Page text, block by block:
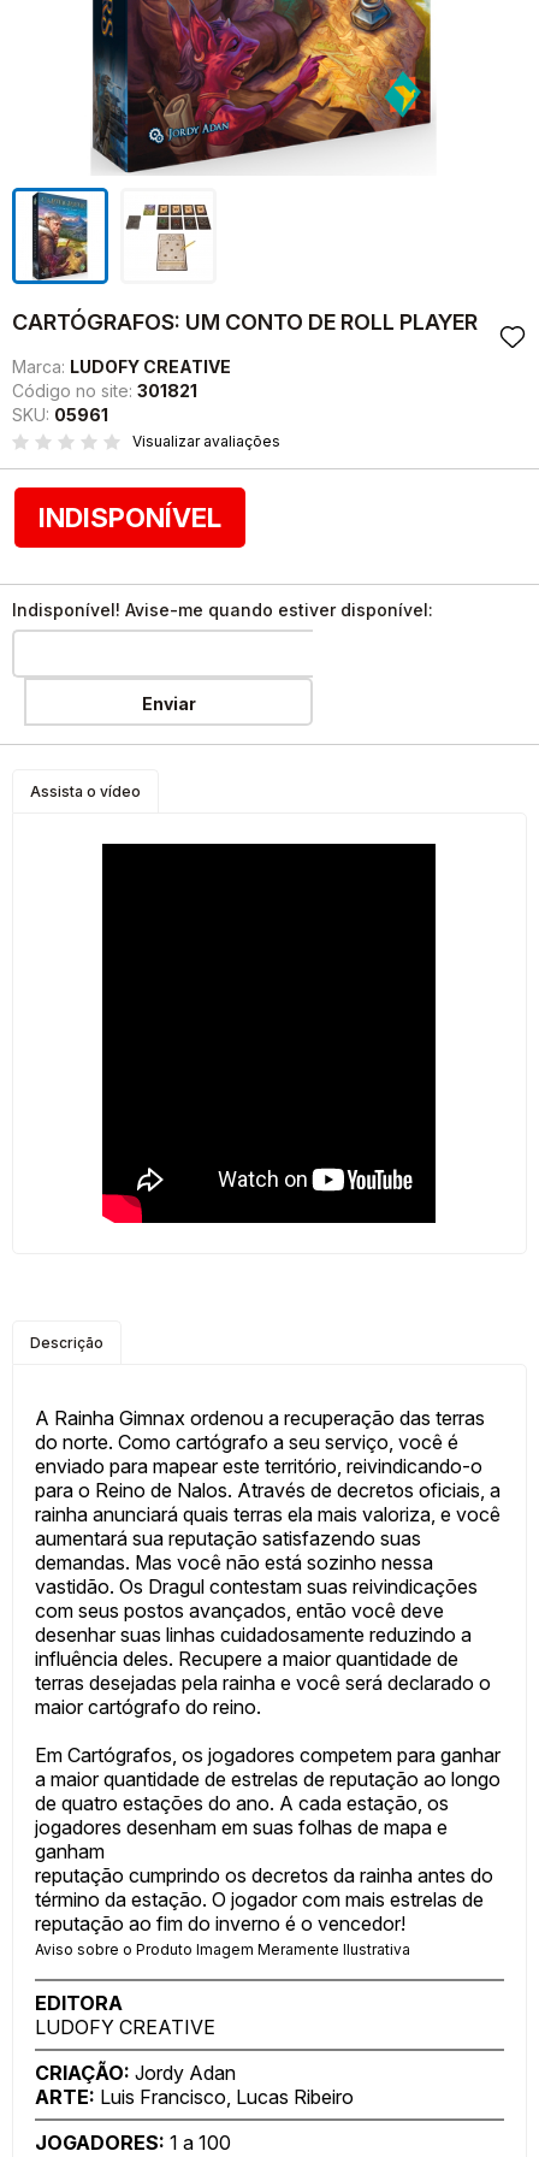
CARTÓGRAFOS: UM CONTO DE ROLL PLAYER
Marca: LUDOFY CREATIVE
Código no site: 301821
SKU: 05961
Visualizar avaliações
INDISPONÍVEL
Indisponível! Avise-me quando estiver disponível:
Enviar
Assista o vídeo
Descrição
A Rainha Gimnax ordenou a recuperação das terras
do norte. Como cartógrafo a seu serviço, você é
enviado para mapear este território, reivindicando-o
para o Reino de Nalos. Através de decretos oficiais, a
rainha anunciará quais terras ela mais valoriza, e você
aumentará sua reputação satisfazendo suas
demandas. Mas você não está sozinho nessa
vastidão. Os Dragul contestam suas reivindicações
com seus postos avançados, então você deve
desenhar suas linhas cuidadosamente reduzindo a
influência deles. Recupere a maior quantidade de
terras desejadas pela rainha e você será declarado o
maior cartógrafo do reino.
Em Cartógrafos, os jogadores competem para ganhar
a maior quantidade de estrelas de reputação ao longo
de quatro estações do ano. A cada estação, os
jogadores desenham em suas folhas de mapa e
ganham
reputação cumprindo os decretos da rainha antes do
término da estação. O jogador com mais estrelas de
reputação ao fim do inverno é o vencedor!
Aviso sobre o Produto Imagem Meramente Ilustrativa
EDITORA
LUDOFY CREATIVE
CRIAÇÃO: Jordy Adan
ARTE: Luis Francisco, Lucas Ribeiro
JOGADORES: 1 a 100